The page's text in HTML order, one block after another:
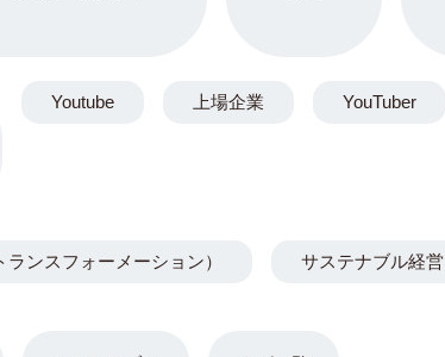
Youtube 上場企業 YouTuber
ンスフォーメーション） サステナブル経営